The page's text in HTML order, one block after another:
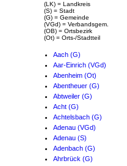
(LK) = Landkreis
(S) = Stadt
(G) = Gemeinde
(VGd) = Verbandsgem.
(OB) = Ortsbezirk
(Ot) = Orts-/Stadtteil
Aach (G)
Aar-Einrich (VGd)
Abenheim (Ot)
Abentheuer (G)
Abtweiler (G)
Acht (G)
Achtelsbach (G)
Adenau (VGd)
Adenau (S)
Adenbach (G)
Ahrbrück (G)